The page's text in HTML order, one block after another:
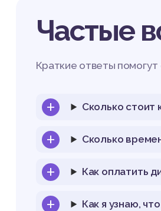
Частые
Краткие ответы
Сколько стоит
Сколько
Как оплатить
Как я узнаю,